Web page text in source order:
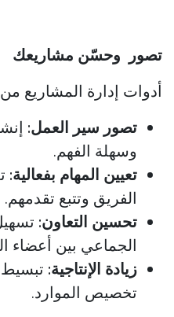
تصور وحسّن مشاريعك
أدوات إدارة المشاريع من Odoo تمكّنك من:
تصور سير العمل:
وسهلة الفهم.
تعيين المهام بفعالية:
الفريق وتتبع تقدمهم.
تحسين التعاون:
الجماعي بين أعضاء
زيادة الإنتاجية:
تخصيص الموارد.